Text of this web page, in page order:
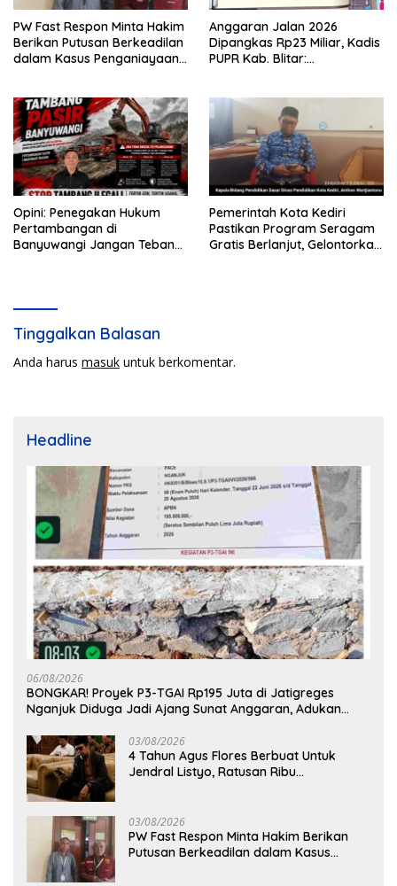
PW Fast Respon Minta Hakim
Berikan Putusan Berkeadilan
dalam Kasus Penganiayaan
Anggaran Jalan 2026
Dipangkas Rp23 Miliar, Kadis
PUPR Kab. Blitar:
Opini: Penegakan Hukum
Pertambangan di
Banyuwangi Jangan Tebang
Pemerintah Kota Kediri
Pastikan Program Seragam
Gratis Berlanjut, Gelontorkan
Tinggalkan Balasan
Anda harus masuk untuk berkomentar.
Headline
06/08/2026
BONGKAR! Proyek P3-TGAI Rp195 Juta di Jatigreges
Nganjuk Diduga Jadi Ajang Sunat Anggaran, Adukan
03/08/2026
4 Tahun Agus Flores Berbuat Untuk
Jendral Listyo, Ratusan Ribu
03/08/2026
PW Fast Respon Minta Hakim Berikan
Putusan Berkeadilan dalam Kasus